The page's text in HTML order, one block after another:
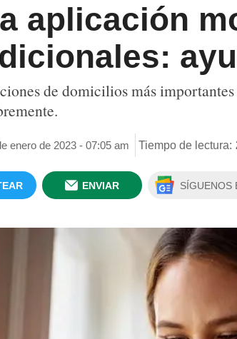
aplicación
de domicilios más
enero de 2023 - 07:05 am Tiempo de lectura:
ENVIAR SÍGUENOS